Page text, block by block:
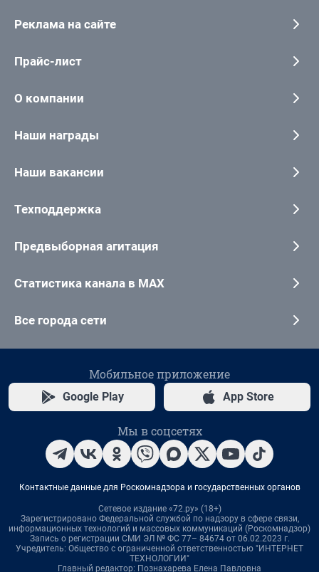
Реклама на сайте
Прайс-лист
О компании
Наши награды
Наши вакансии
Техподдержка
Предвыборная агитация
Статистика канала в MAX
Все города сети
Мобильное приложение
Google Play App Store
Мы в соцсетях
Контактные данные для Роскомнадзора и государственных органов
Сетевое издание «72.ру» (18+)
Зарегистрировано Федеральной службой по надзору в сфере связи,
информационных технологий и массовых коммуникаций (Роскомнадзор)
Запись о регистрации СМИ ЭЛ № ФС 77– 84674 от 06.02.2023 г.
Учредитель: Общество с ограниченной ответственностью "ИНТЕРНЕТ
ТЕХНОЛОГИИ"
Главный редактор: Познахарева Елена Павловна